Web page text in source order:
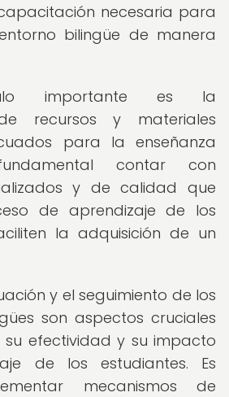
necesaria para
bilingüe de manera
importante es la
recursos y materiales
para la enseñanza
contar con
y de calidad que
de aprendizaje de los
la adquisición de un
y el seguimiento de los
son aspectos cruciales
efectividad y su impacto
de los estudiantes. Es
mecanismos de